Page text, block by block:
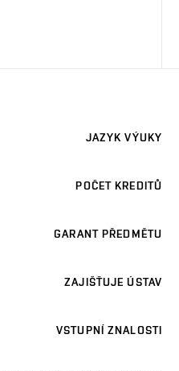
JAZYK VÝUKY
POČET KREDITŮ
GARANT PŘEDMĚTU
ZAJIŠŤUJE ÚSTAV
VSTUPNÍ ZNALOSTI